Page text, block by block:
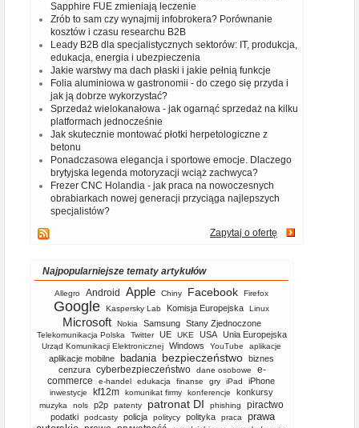
Sapphire FUE zmieniają leczenie
Zrób to sam czy wynajmij infobrokera? Porównanie
kosztów i czasu researchu B2B
Leady B2B dla specjalistycznych sektorów: IT, produkcja,
edukacja, energia i ubezpieczenia
Jakie warstwy ma dach płaski i jakie pełnią funkcje
Folia aluminiowa w gastronomii - do czego się przyda i
jak ją dobrze wykorzystać?
Sprzedaż wielokanałowa - jak ogarnąć sprzedaż na kilku
platformach jednocześnie
Jak skutecznie montować płotki herpetologiczne z
betonu
Ponadczasowa elegancja i sportowe emocje. Dlaczego
brytyjska legenda motoryzacji wciąż zachwyca?
Frezer CNC Holandia - jak praca na nowoczesnych
obrabiarkach nowej generacji przyciąga najlepszych
specjalistów?
Zapytaj o ofertę
Najpopularniejsze tematy artykułów
Allegro Android Apple Chiny Facebook Firefox
Google Kaspersky Lab Komisja Europejska Linux
Microsoft Nokia Samsung Stany Zjednoczone
Telekomunikacja Polska Twitter UE UKE USA Unia Europejska
Urząd Komunikacji Elektronicznej Windows YouTube aplikacje
aplikacje mobilne badania bezpieczeństwo biznes
cenzura cyberbezpieczeństwo dane osobowe
e-
commerce
e-handel edukacja finanse gry iPad iPhone
inwestycje kf12m komunikat firmy konferencje konkursy
muzyka nols p2p patenty patronat DI phishing piractwo
podatki podcasty policja politycy polityka praca
prawa